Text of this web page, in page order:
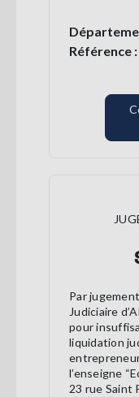
Référence :
Par
Judiciaire
pour
liquidation
l’enseigne
23 rue Saint